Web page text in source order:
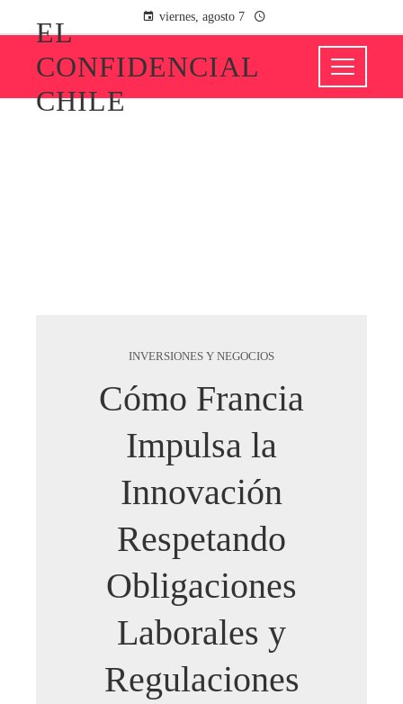
viernes, agosto 7
EL
CONFIDENCIAL
CHILE
INVERSIONES Y NEGOCIOS
Cómo Francia
Impulsa la
Innovación
Respetando
Obligaciones
Laborales y
Regulaciones